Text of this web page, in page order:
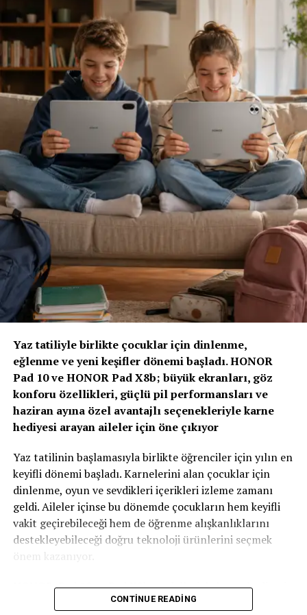
rekabet; müşteriyi ve acenteyi daha iyi anlamak, riskleri
daha doğru değerlendirmek üzerine kurulmalıdır.”
Sigortacılığı sezonluk indirim odaklı yapıdan
uzaklaştırmak gerektiğini ifade edenÖlken,sözlerine
şöyle devam etti: “Toplam maliyetleri düşüren,
verimliliği artıran ve müşterilerimize daha erişilebilir
çözümler sunan bir sektör yapısına ihtiyacımız var. Bu
yüzden sektör olarak fabrika ayarlarımıza dönmeliyiz.
Bizim fabrika ayarlarımız; müşteriyi anlamakla başlar,
riski doğru değerlendirmekle, acenteyi güçlendirmekle
ve sürdürülebilir fiyatlama disipliniyle şekillenir. AXA
Türkiye olarak Empati Güvencesi yaklaşımımızı önleyici
sigortacılık anlayışıyla birleştiriyor, Adaptif Sigortacılık
2030 vizyonumuzla geleceğe hazırlanıyoruz. Çünkü
gelecekte değer yaratacak olan, yalnızca gerçekleşen
kayıpları karşılayan değil; hayatı koruyan, riskleri
öngören ve dayanıklılığı artıran sigortacılık modelidir.”
“Yapay Zeka ve Veri, Yeni Dönemin Belirleyicileri
Zirvenin dijitalleşme ve veri odaklı müşteri yönetimi
başlıklı oturumlarında, yapay zeka ve büyük verinin
sigortacılıkta karar alma süreçlerindeki etkisi ele alındı.
AXA Türkiye Satış, Kurumsal İletişim ve Sağlık
Başkanı Sanem Çıngay Buçukoğlu: “Önümüzdeki
daha anlamlı müşteri deneyimlerine dönüştürebilmek
olacak. Yapay zeka bize güçlü araçlar sunuyor; ancak
müşteri güvenini inşa eden temel değerler hâlâ şeffaflık,
tutarlılık ve uzun vadeli ilişki kurabilme becerisidir.
Teknolojinin sağladığı hız ve verimliliği, “Empati
Güvencesi” yaklaşımımızı da arkamıza alarak
Sigortacılığın tarihsel olarak her zaman veri odaklı bir
Yaz tatiliyle birlikte çocuklar için dinlenme,
eğlenme ve yeni keşifler dönemi başladı. HONOR
Pad 10 ve HONOR Pad X8b; büyük ekranları, göz
konforu özellikleri, güçlü pil performansları ve
haziran ayına özel avantajlı seçenekleriyle karne
hediyesi arayan aileler için öne çıkıyor
Yaz tatilinin başlamasıyla birlikte öğrenciler için yılın en
keyifli dönemi başladı. Karnelerini alan çocuklar için
dinlenme, oyun ve sevdikleri içerikleri izleme zamanı
geldi. Aileler içinse bu dönemde çocukların hem keyifli
vakit geçirebileceği hem de öğrenme alışkanlıklarını
destekleyebileceği doğru teknoloji ürünlerini seçmek
önem kazanıyor.
HONOR, Pad 10 ve Pad X8b modelleriyle karne hediyesi
arayan ailelere özel kampanyalarla güçlü tablet
CONTINUE READING